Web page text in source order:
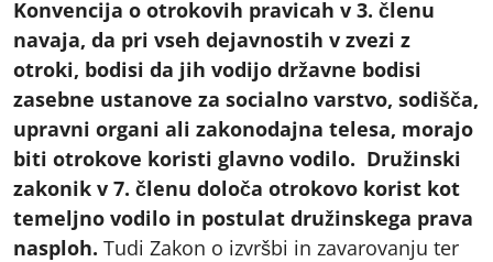
Konvencija o otrokovih pravicah v 3. členu
navaja, da pri vseh dejavnostih v zvezi z
otroki, bodisi da jih vodijo državne bodisi
zasebne ustanove za socialno varstvo, sodišča,
upravni organi ali zakonodajna telesa, morajo
biti otrokove koristi glavno vodilo. Družinski
zakonik v 7. členu določa otrokovo korist kot
temeljno vodilo in postulat družinskega prava
nasploh. Tudi Zakon o izvršbi in zavarovanju ter